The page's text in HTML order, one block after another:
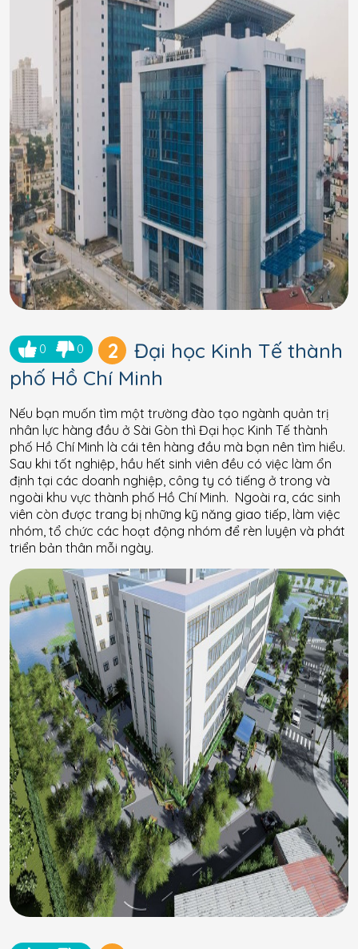
0 0 2
Đại học Kinh Tế thành
phố Hồ Chí Minh
Nếu bạn muốn tìm một trường đào tạo ngành quản trị
nhân lực hàng đầu ở Sài Gòn thì Đại học Kinh Tế thành
phố Hồ Chí Minh là cái tên hàng đầu mà bạn nên tìm hiểu.
Sau khi tốt nghiệp, hầu hết sinh viên đều có việc làm ổn
định tại các doanh nghiệp, công ty có tiếng ở trong và
ngoài khu vực thành phố Hồ Chí Minh. Ngoài ra, các sinh
viên còn được trang bị những kỹ năng giao tiếp, làm việc
nhóm, tổ chức các hoạt động nhóm để rèn luyện và phát
triển bản thân mỗi ngày.